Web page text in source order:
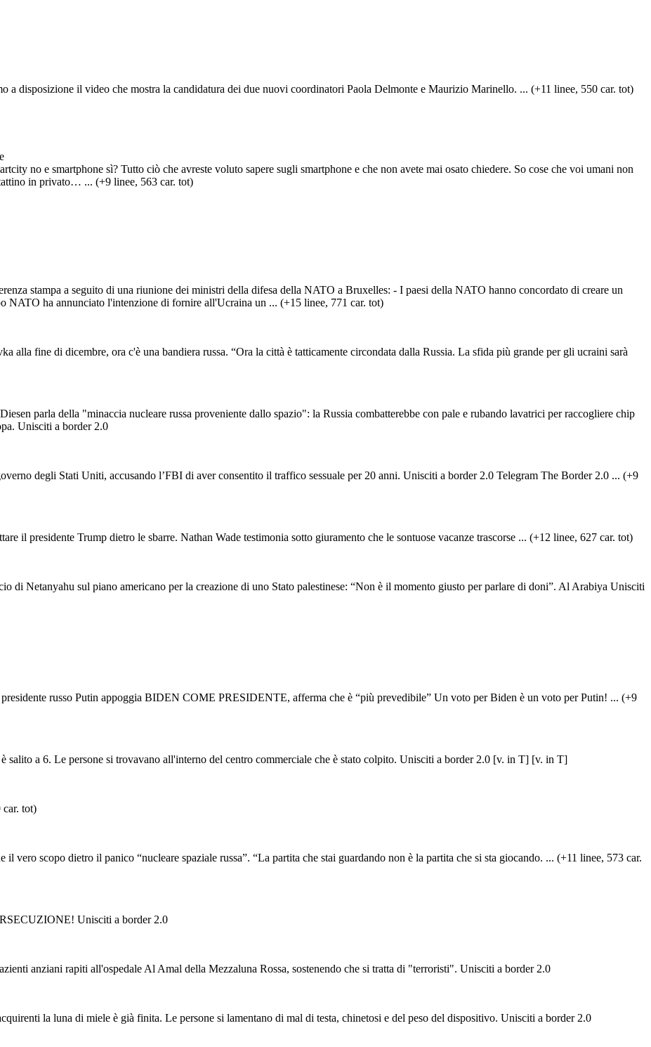
disposizione il video che mostra la candidatura dei due nuovi coordinatori Paola Delmonte e Maurizio Marinello. ... (+11 linee, 550 car. tot)
no e smartphone sì? Tutto ciò che avreste voluto sapere sugli smartphone e che non avete mai osato chiedere. So cose che voi umani non
in privato… ... (+9 linee, 563 car. tot)
stampa a seguito di una riunione dei ministri della difesa della NATO a Bruxelles: - I paesi della NATO hanno concordato di creare un
NATO ha annunciato l'intenzione di fornire all'Ucraina un ... (+15 linee, 771 car. tot)
alla fine di dicembre, ora c'è una bandiera russa. “Ora la città è tatticamente circondata dalla Russia. La sfida più grande per gli ucraini sarà
parla della "minaccia nucleare russa proveniente dallo spazio": la Russia combatterebbe con pale e rubando lavatrici per raccogliere chip
Unisciti a border 2.0
degli Stati Uniti, accusando l’FBI di aver consentito il traffico sessuale per 20 anni. Unisciti a border 2.0 Telegram The Border 2.0 ... (+9
il presidente Trump dietro le sbarre. Nathan Wade testimonia sotto giuramento che le sontuose vacanze trascorse ... (+12 linee, 627 car. tot)
sul piano americano per la creazione di uno Stato palestinese: “Non è il momento giusto per parlare di doni”. Al Arabiya Unisciti
russo Putin appoggia BIDEN COME PRESIDENTE, afferma che è “più prevedibile” Un voto per Biden è un voto per Putin! ... (+9
a 6. Le persone si trovavano all'interno del centro commerciale che è stato colpito. Unisciti a border 2.0 [v. in T] [v. in T]
tot)
vero scopo dietro il panico “nucleare spaziale russa”. “La partita che stai guardando non è la partita che si sta giocando. ... (+11 linee, 573 car.
Unisciti a border 2.0
anziani rapiti all'ospedale Al Amal della Mezzaluna Rossa, sostenendo che si tratta di "terroristi". Unisciti a border 2.0
la luna di miele è già finita. Le persone si lamentano di mal di testa, chinetosi e del peso del dispositivo. Unisciti a border 2.0